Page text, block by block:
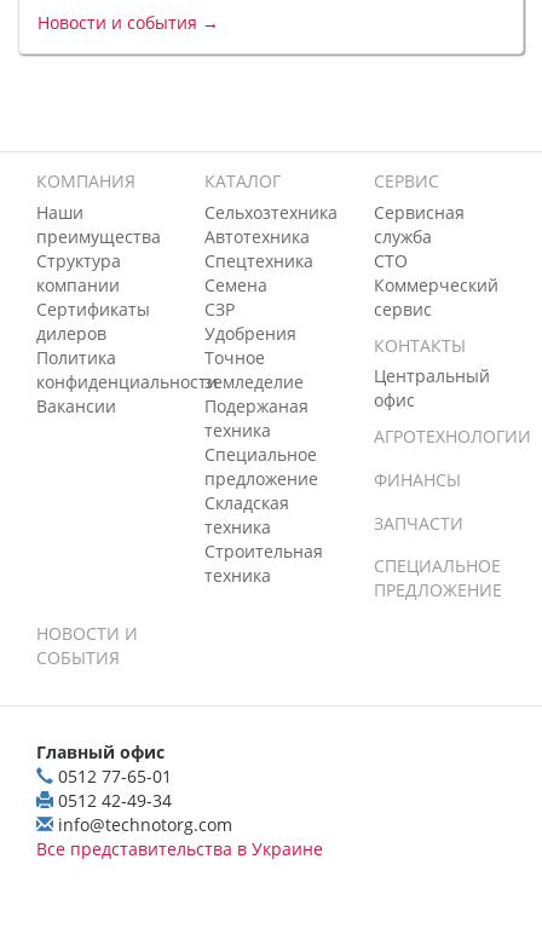
Новости и события →
КОМПАНИЯ
Наши
преимущества
Структура
компании
Сертификаты
дилеров
Политика
конфиденциальности
Вакансии
КАТАЛОГ
Сельхозтехника
Автотехника
Спецтехника
Семена
СЗР
Удобрения
Точное
земледелие
Подержаная
техника
Специальное
предложение
Складская
техника
Строительная
техника
СЕРВИС
Сервисная
служба
СТО
Коммерческий
сервис
КОНТАКТЫ
Центральный
офис
АГРОТЕХНОЛОГИИ
ФИНАНСЫ
ЗАПЧАСТИ
СПЕЦИАЛЬНОЕ
ПРЕДЛОЖЕНИЕ
НОВОСТИ И
СОБЫТИЯ
Главный офис
0512 77-65-01
0512 42-49-34
info@technotorg.com
Все представительства в Украине